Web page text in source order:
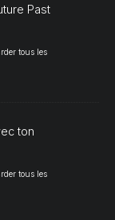
Past
tous les
ton
tous les